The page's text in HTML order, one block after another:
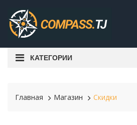
КАТЕГОРИИ
Главная Магазин Скидки